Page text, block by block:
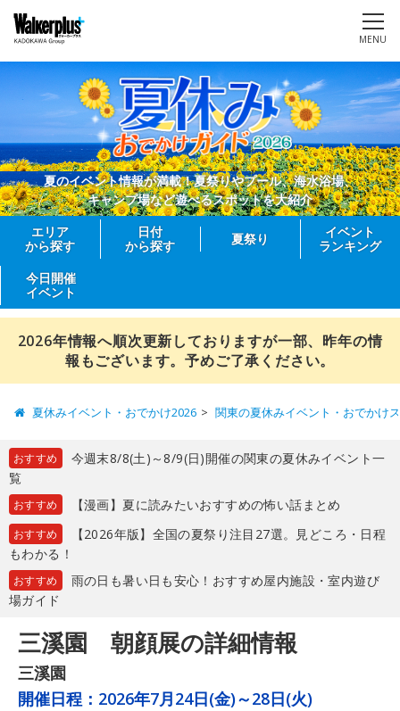
MENU
夏のイベント情報が満載！夏祭りやプール、海水浴場、
キャンプ場など遊べるスポットを大紹介
エリア
から探す
日付
から探す
夏祭り
イベント
ランキング
今日開催
イベント
2026年情報へ順次更新しておりますが一部、昨年の情
報もございます。予めご了承ください。
夏休みイベント・おでかけ2026 関東の夏休みイベント・おでかけ
おすすめ
今週末8/8(土)～8/9(日)開催の関東の夏休みイベント一
覧
おすすめ 【漫画】夏に読みたいおすすめの怖い話まとめ
おすすめ
【2026年版】全国の夏祭り注目27選。見どころ・日程
もわかる！
おすすめ
雨の日も暑い日も安心！おすすめ屋内施設・室内遊び
場ガイド
三溪園 朝顔展の詳細情報
三溪園
開催日程： 2026年7月24日(金)～28日(火)